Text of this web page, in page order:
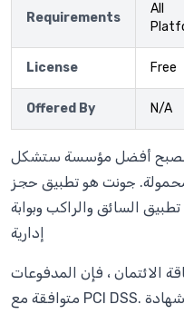
Requirements
All
License Free
Offered By N/A
نصبح أفضل مؤسسة ستشكل
جونت هو تطبيق حجز
السائق والراكب وبوابة
إدارية
الائتمان ، فإن المدفوعات
متوافقة مع PCI DSS. يحتوي موقع الويب على شهادة SSL ، ويتم